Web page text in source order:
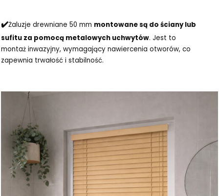
✔️Żaluzje drewniane 50 mm montowane są do ściany lub
sufitu za pomocą metalowych uchwytów. Jest to
montaż inwazyjny, wymagający nawiercenia otworów, co
zapewnia trwałość i stabilność.